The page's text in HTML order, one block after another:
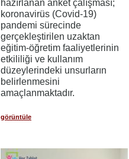
hazırlanan anket çalışması;
koronavirüs (Covid-19)
pandemi sürecinde
gerçekleştirilen uzaktan
eğitim-öğretim faaliyetlerinin
etkililiği ve kullanım
düzeylerindeki unsurların
belirlenmesini
amaçlanmaktadır.
görüntüle